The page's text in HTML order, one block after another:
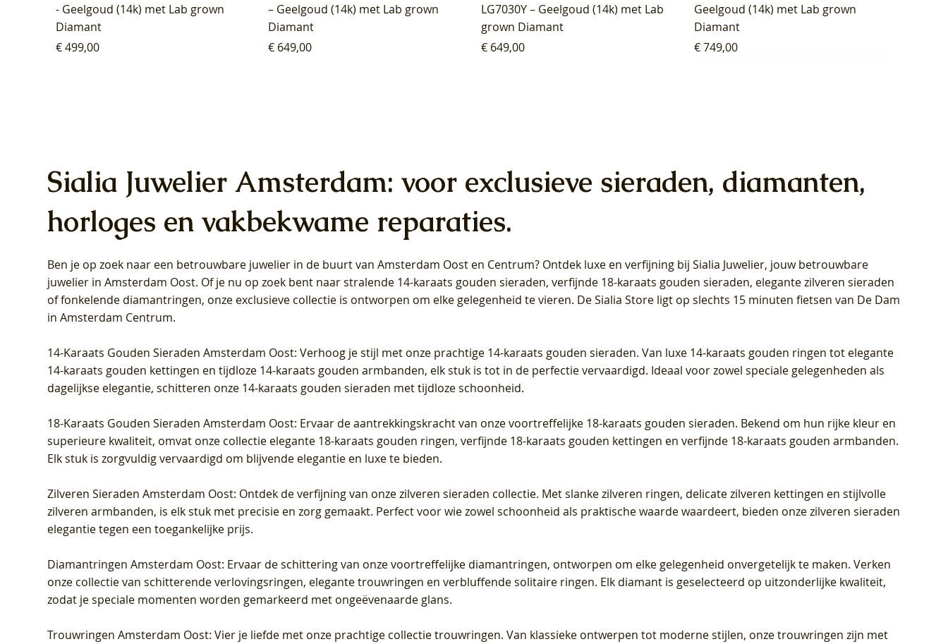
- Geelgoud (14k) met Lab grown
Diamant
Prijs
€ 499,00
– Geelgoud (14k) met Lab grown
Diamant
Prijs
€ 649,00
LG7030Y – Geelgoud (14k) met Lab
grown Diamant
Prijs
€ 649,00
Geelgoud (14k) met Lab grown
Diamant
Prijs
€ 749,00
Blush Lab Diamonds Oorhangers
LG9006Y/S - Geelgoud (14k) met Lab
grown Diamant
Blush Lab Diamonds Oorhangers
LG9007Y/S - Geelgoud (14k) met Lab
grown Diamant
Blush Lab Diamonds Ring LG1028Y -
Geelgoud (14k) met Lab grown
Diamant
Blush Lab Diamonds Collier LG3014Y
- Geelgoud (14k) met Lab grown
Diamant
Blush Lab Diamonds Collier LG3019Y
– Geelgoud (14k) met Lab grown
Diamant
Blush Lab Diamonds Ring LG1042Y –
Geelgoud (14k) met Lab grown
Diamant
Blush Lab Diamonds Oorknoppen
LG7027Y - Geelgoud (14k) met Lab
grown Diamant
Blush Lab Diamonds Ring LG1029Y -
Geelgoud (14k) met Lab grown
Diamant
Blush Lab Diamonds Ring LG1031Y -
Geelgoud (14k) met Lab grown
Diamant
Blush Lab Diamonds Ring LG1044Y –
Geelgoud (14k) met Lab grown
Diamant
Blush Lab Diamonds Oorknoppen
LG7026Y - Geelgoud (14k) met Lab
grown Diamant
Blush Lab Diamonds Oorknoppen
LG7033Y – Geelgoud (14k) met Lab
grown Diamant
Sialia Juwelier Amsterdam: voor exclusieve sieraden, diamanten,
horloges en vakbekwame reparaties.
Ben je op zoek naar een betrouwbare juwelier in de buurt van Amsterdam Oost en Centrum? Ontdek luxe en verfijning bij Sialia Juwelier, jouw betrouwbare
juwelier in Amsterdam Oost. Of je nu op zoek bent naar stralende 14-karaats gouden sieraden, verfijnde 18-karaats gouden sieraden, elegante zilveren sieraden
of fonkelende diamantringen, onze exclusieve collectie is ontworpen om elke gelegenheid te vieren. De Sialia Store ligt op slechts 15 minuten fietsen van De Dam
in Amsterdam Centrum.
14-Karaats Gouden Sieraden Amsterdam Oost: Verhoog je stijl met onze prachtige 14-karaats gouden sieraden. Van luxe 14-karaats gouden ringen tot elegante
14-karaats gouden kettingen en tijdloze 14-karaats gouden armbanden, elk stuk is tot in de perfectie vervaardigd. Ideaal voor zowel speciale gelegenheden als
dagelijkse elegantie, schitteren onze 14-karaats gouden sieraden met tijdloze schoonheid.
18-Karaats Gouden Sieraden Amsterdam Oost: Ervaar de aantrekkingskracht van onze voortreffelijke 18-karaats gouden sieraden. Bekend om hun rijke kleur en
superieure kwaliteit, omvat onze collectie elegante 18-karaats gouden ringen, verfijnde 18-karaats gouden kettingen en verfijnde 18-karaats gouden armbanden.
Elk stuk is zorgvuldig vervaardigd om blijvende elegantie en luxe te bieden.
Zilveren Sieraden Amsterdam Oost: Ontdek de verfijning van onze zilveren sieraden collectie. Met slanke zilveren ringen, delicate zilveren kettingen en stijlvolle
zilveren armbanden, is elk stuk met precisie en zorg gemaakt. Perfect voor wie zowel schoonheid als praktische waarde waardeert, bieden onze zilveren sieraden
elegantie tegen een toegankelijke prijs.
Diamantringen Amsterdam Oost: Ervaar de schittering van onze voortreffelijke diamantringen, ontworpen om elke gelegenheid onvergetelijk te maken. Verken
onze collectie van schitterende verlovingsringen, elegante trouwringen en verbluffende solitaire ringen. Elk diamant is geselecteerd op uitzonderlijke kwaliteit,
zodat je speciale momenten worden gemarkeerd met ongeëvenaarde glans.
Trouwringen Amsterdam Oost: Vier je liefde met onze prachtige collectie trouwringen. Van klassieke ontwerpen tot moderne stijlen, onze trouwringen zijn met